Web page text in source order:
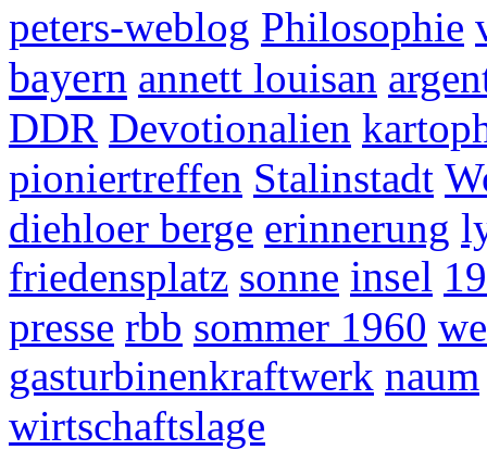
peters-weblog Philosophie
bayern annett louisan
DDR Devotionalien
pioniertreffen Stalinstadt
diehloer berge erinnerung
friedensplatz sonne insel
presse rbb sommer 1960
gasturbinenkraftwerk naum
wirtschaftslage